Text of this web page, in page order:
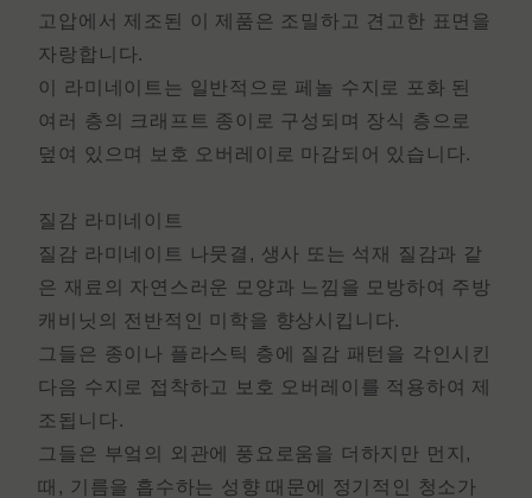
고압에서 제조된 이 제품은 조밀하고 견고한 표면을
자랑합니다.
이 라미네이트는 일반적으로 페놀 수지로 포화 된
여러 층의 크래프트 종이로 구성되며 장식 층으로
덮여 있으며 보호 오버레이로 마감되어 있습니다.
질감 라미네이트
질감 라미네이트
나뭇결, 생사 또는 석재 질감과 같
은 재료의 자연스러운 모양과 느낌을 모방하여 주방
캐비닛의 전반적인 미학을 향상시킵니다.
그들은 종이나 플라스틱 층에 질감 패턴을 각인시킨
다음 수지로 접착하고 보호 오버레이를 적용하여 제
조됩니다.
그들은 부엌의 외관에 풍요로움을 더하지만 먼지,
때, 기름을 흡수하는 성향 때문에 정기적인 청소가